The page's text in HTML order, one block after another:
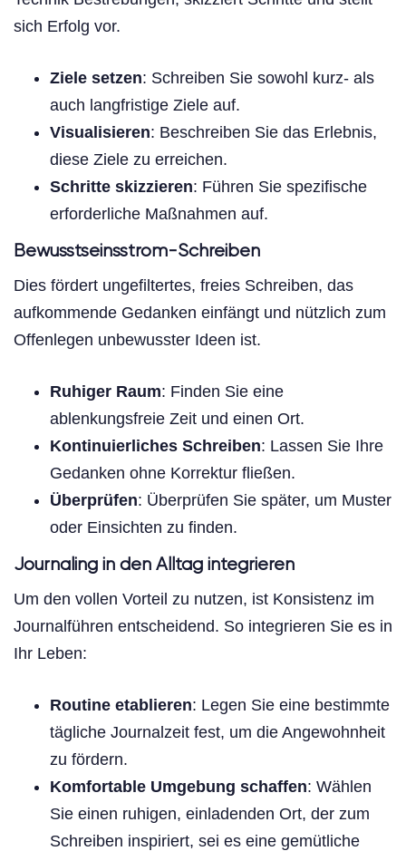
sich Erfolg vor.
Ziele setzen: Schreiben Sie sowohl kurz- als
auch langfristige Ziele auf.
Visualisieren: Beschreiben Sie das Erlebnis,
diese Ziele zu erreichen.
Schritte skizzieren: Führen Sie spezifische
erforderliche Maßnahmen auf.
Bewusstseinsstrom-Schreiben
Dies fördert ungefiltertes, freies Schreiben, das
aufkommende Gedanken einfängt und nützlich zum
Offenlegen unbewusster Ideen ist.
Ruhiger Raum: Finden Sie eine
ablenkungsfreie Zeit und einen Ort.
Kontinuierliches Schreiben: Lassen Sie Ihre
Gedanken ohne Korrektur fließen.
Überprüfen: Überprüfen Sie später, um Muster
oder Einsichten zu finden.
Journaling in den Alltag integrieren
Um den vollen Vorteil zu nutzen, ist Konsistenz im
Journalführen entscheidend. So integrieren Sie es in
Ihr Leben:
Routine etablieren: Legen Sie eine bestimmte
tägliche Journalzeit fest, um die Angewohnheit
zu fördern.
Komfortable Umgebung schaffen: Wählen
Sie einen ruhigen, einladenden Ort, der zum
Schreiben inspiriert, sei es eine gemütliche